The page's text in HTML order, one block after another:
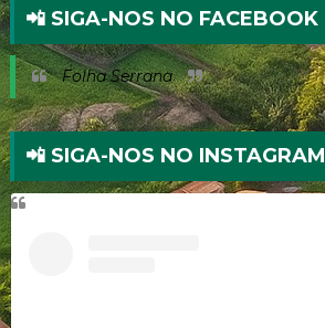
📲 SIGA-NOS NO FACEBOOK
Folha Serrana
📲 SIGA-NOS NO INSTAGRAM